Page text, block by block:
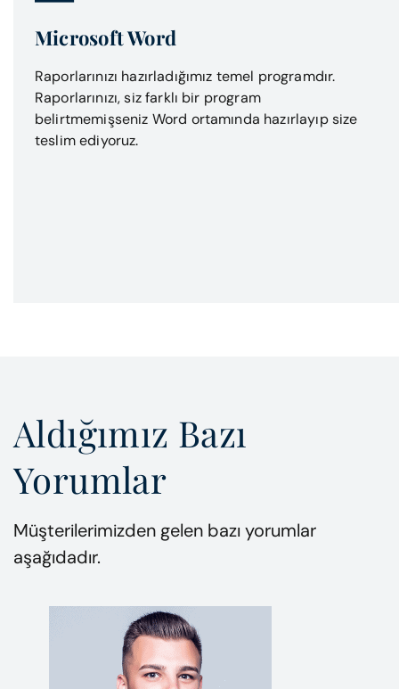
Microsoft Word
Raporlarınızı hazırladığımız temel programdır.
Raporlarınızı, siz farklı bir program
belirtmemişseniz Word ortamında hazırlayıp size
teslim ediyoruz.
Aldığımız Bazı
Yorumlar
Müşterilerimizden gelen bazı yorumlar
aşağıdadır.